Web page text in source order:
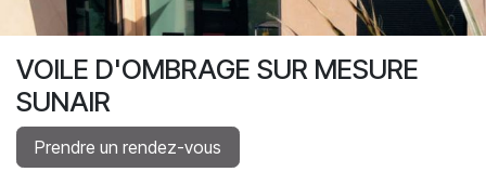
VOILE D'OMBRAGE SUR MESURE
SUNAIR
Prendre un rendez-vous